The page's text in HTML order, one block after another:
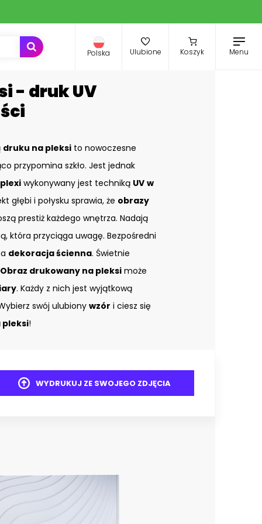
Polska Ulubione Koszyk Menu
- druk UV
druku na pleksi to nowoczesne
przypomina szkło. Jest jednak
wykonywany jest techniką UV w
głębi i połysku sprawia, że obrazy
prestiż każdego wnętrza. Nadają
która przyciąga uwagę. Bezpośredni
dekoracja ścienna. Świetnie
Obraz drukowany na pleksi może
. Każdy z nich jest wyjątkową
swój ulubiony wzór i ciesz się
pleksi!
WYDRUKUJ ZE SWOJEGO ZDJĘCIA